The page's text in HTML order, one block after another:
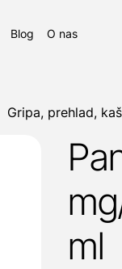
Blog O nas
Gripa, prehlad,
ml